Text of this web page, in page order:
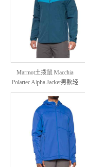
Marmot土拨鼠 Macchia
Polartec Alpha Jacket男款轻
量软壳外套